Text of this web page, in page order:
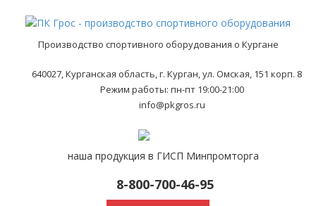
Производство спортивного оборудования о Кургане
640027, Курганская область, г. Курган, ул. Омская, 151 корп. 8
Режим работы: пн-пт 19:00-21:00
info@pkgros.ru
наша продукция в ГИСП Минпромторга
8-800-700-46-95